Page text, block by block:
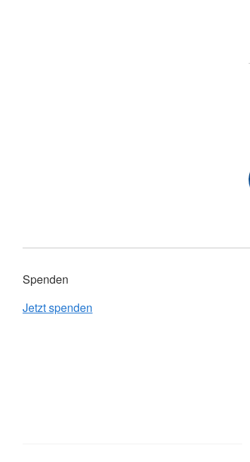
Spenden
Jetzt spenden